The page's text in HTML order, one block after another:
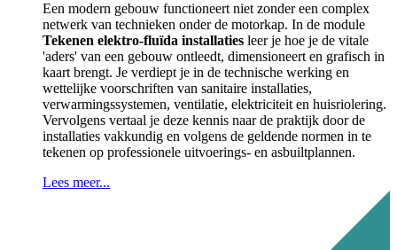
Een modern gebouw functioneert niet zonder een complex
netwerk van technieken onder de motorkap. In de module
Tekenen elektro-fluïda installaties leer je hoe je de vitale
'aders' van een gebouw ontleedt, dimensioneert en grafisch in
kaart brengt. Je verdiept je in de technische werking en
wettelijke voorschriften van sanitaire installaties,
verwarmingssystemen, ventilatie, elektriciteit en huisriolering.
Vervolgens vertaal je deze kennis naar de praktijk door de
installaties vakkundig en volgens de geldende normen in te
tekenen op professionele uitvoerings- en asbuiltplannen.
Lees meer...